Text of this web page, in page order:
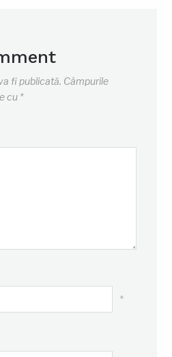
fi publicată. Câmpurile
cu *
*